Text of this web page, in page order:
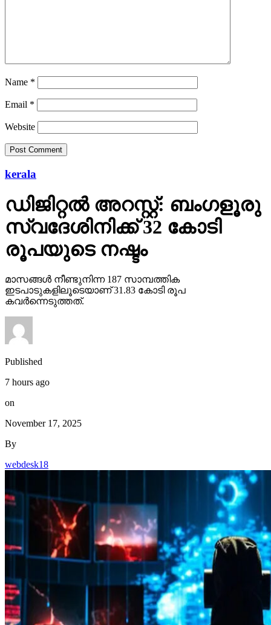
Name *
Email *
Website
kerala
ഡിജിറ്റല്‍ അറസ്റ്റ്: ബംഗളൂരു
സ്വദേശിനിക്ക് 32 കോടി
രൂപയുടെ നഷ്ടം
മാസങ്ങള്‍ നീണ്ടുനിന്ന 187 സാമ്പത്തിക
ഇടപാടുകളിലൂടെയാണ് 31.83 കോടി രൂപ
കവര്‍ന്നെടുത്തത്.
Published
7 hours ago
on
November 17, 2025
By
webdesk18